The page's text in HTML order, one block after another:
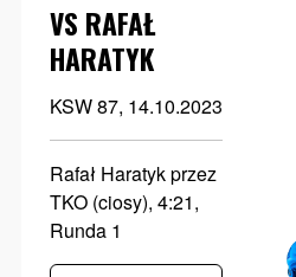
VS RAFAŁ
HARATYK
KSW 87, 14.10.2023
Rafał Haratyk przez
TKO (ciosy), 4:21,
Runda 1